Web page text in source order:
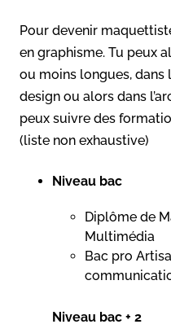
Pour devenir
en graphisme. Tu peux
ou moins longues, dans
design ou alors dans
peux suivre des
(liste non exhaustive)
Niveau bac
Diplôme de
Multimédia
Bac pro
Niveau bac + 2